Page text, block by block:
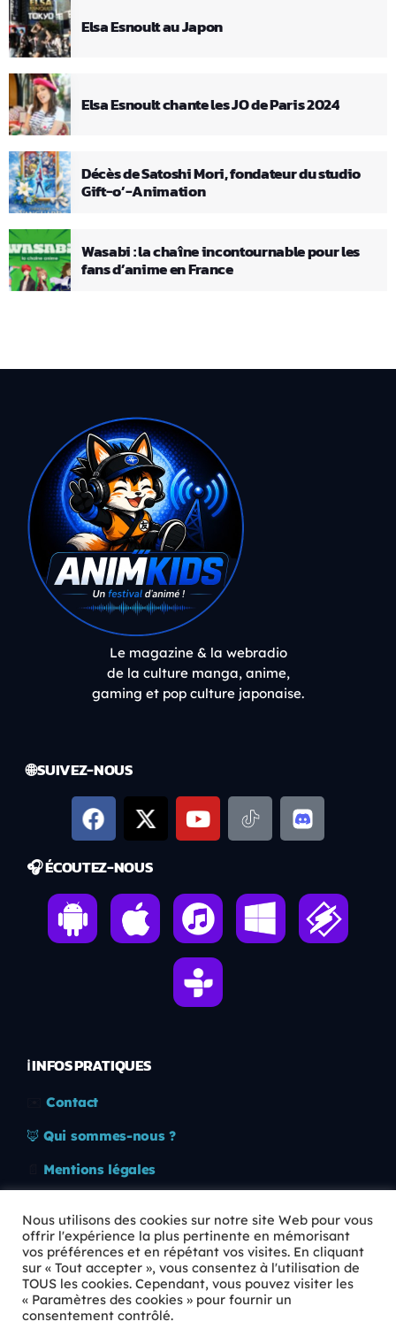
Elsa Esnoult au Japon
Elsa Esnoult chante les JO de Paris 2024
Décès de Satoshi Mori, fondateur du studio
Gift-o’-Animation
Wasabi : la chaîne incontournable pour les
fans d’anime en France
Le magazine & la webradio
de la culture manga, anime,
gaming et pop culture japonaise.
🌐 SUIVEZ-NOUS
🎧 ÉCOUTEZ-NOUS
ℹ️ INFOS PRATIQUES
Contact
🦊 Qui sommes-nous ?
Mentions légales
🛡️ RGPD
Copyright © 2026 Animkids. Tous droits réservés.
Nous utilisons des cookies sur notre site Web pour vous
offrir l'expérience la plus pertinente en mémorisant
vos préférences et en répétant vos visites. En cliquant
sur « Tout accepter », vous consentez à l'utilisation de
TOUS les cookies. Cependant, vous pouvez visiter les
« Paramètres des cookies » pour fournir un
consentement contrôlé.